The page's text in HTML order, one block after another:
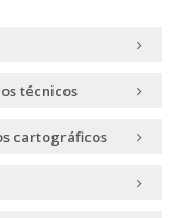
técnicos
cartográficos